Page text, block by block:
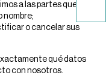
a las partes que
nombre;
o cancelar sus
qué datos
con nosotros.